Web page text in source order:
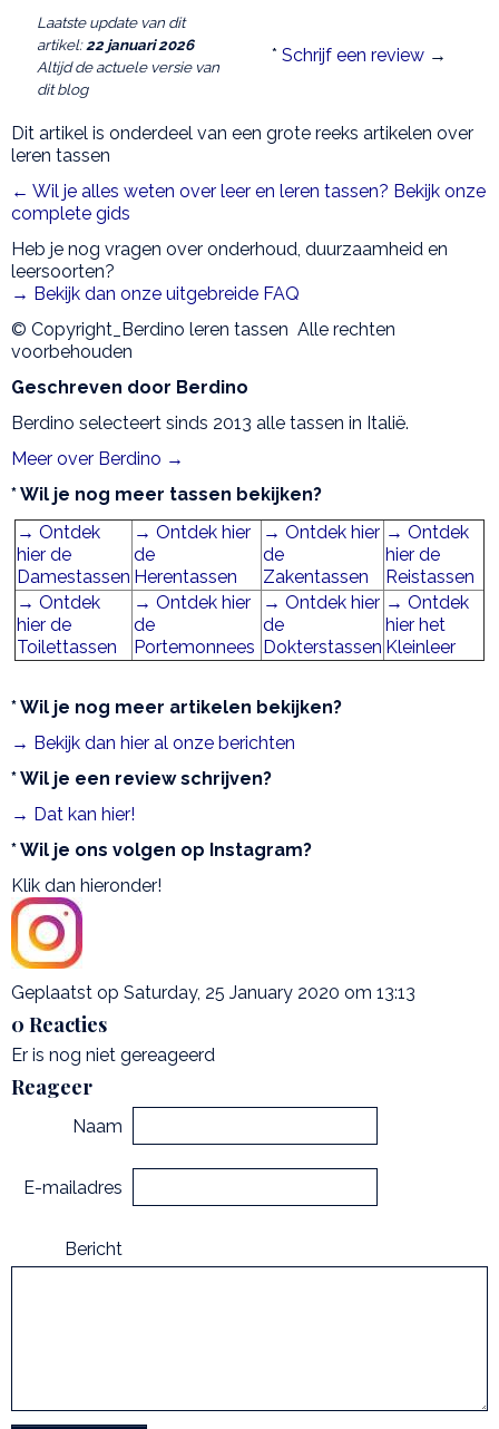
Laatste update van dit
artikel:22 januari 2026
Altijd de actuele versie van
dit blog
* Schrijf een review →
Dit artikel is onderdeel van een grote reeks artikelen over
leren tassen
← Wil je alles weten over leer en leren tassen? Bekijk onze
complete gids
Heb je nog vragen over onderhoud, duurzaamheid en
leersoorten?
→ Bekijk dan onze uitgebreide FAQ
© Copyright_Berdino leren tassen Alle rechten
voorbehouden
Geschreven door Berdino
Berdino selecteert sinds 2013 alle tassen in Italië.
Meer over Berdino →
* Wil je nog meer tassen bekijken?
→ Ontdek
hier de
Damestassen
→ Ontdek hier
de
Herentassen
→ Ontdek hier
de
Zakentassen
→ Ontdek
hier de
Reistassen
→ Ontdek
hier de
Toilettassen
→ Ontdek hier
de
Portemonnees
→ Ontdek hier
de
Dokterstassen
→ Ontdek
hier het
Kleinleer
* Wil je nog meer artikelen bekijken?
→ Bekijk dan hier al onze berichten
* Wil je een review schrijven?
→ Dat kan hier!
* Wil je ons volgen op Instagram?
Klik dan hieronder!
Geplaatst op Saturday, 25 January 2020 om 13:13
0 Reacties
Er is nog niet gereageerd
Reageer
Naam
E-mailadres
Bericht